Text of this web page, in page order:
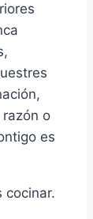
o
es
cocinar.